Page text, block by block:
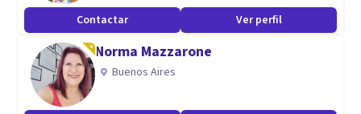
psicopedagógicas para niños y adolescentes.
Intervención psicológica en conflictos Familiares.
Contactar Ver perfil
Norma Mazzarone
Buenos Aires